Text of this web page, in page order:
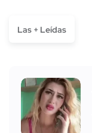
Las + Leídas